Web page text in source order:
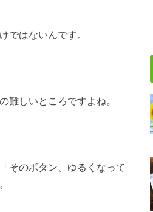
ではないんです。
難しいところですよね。
そのボタン、ゆるくなって